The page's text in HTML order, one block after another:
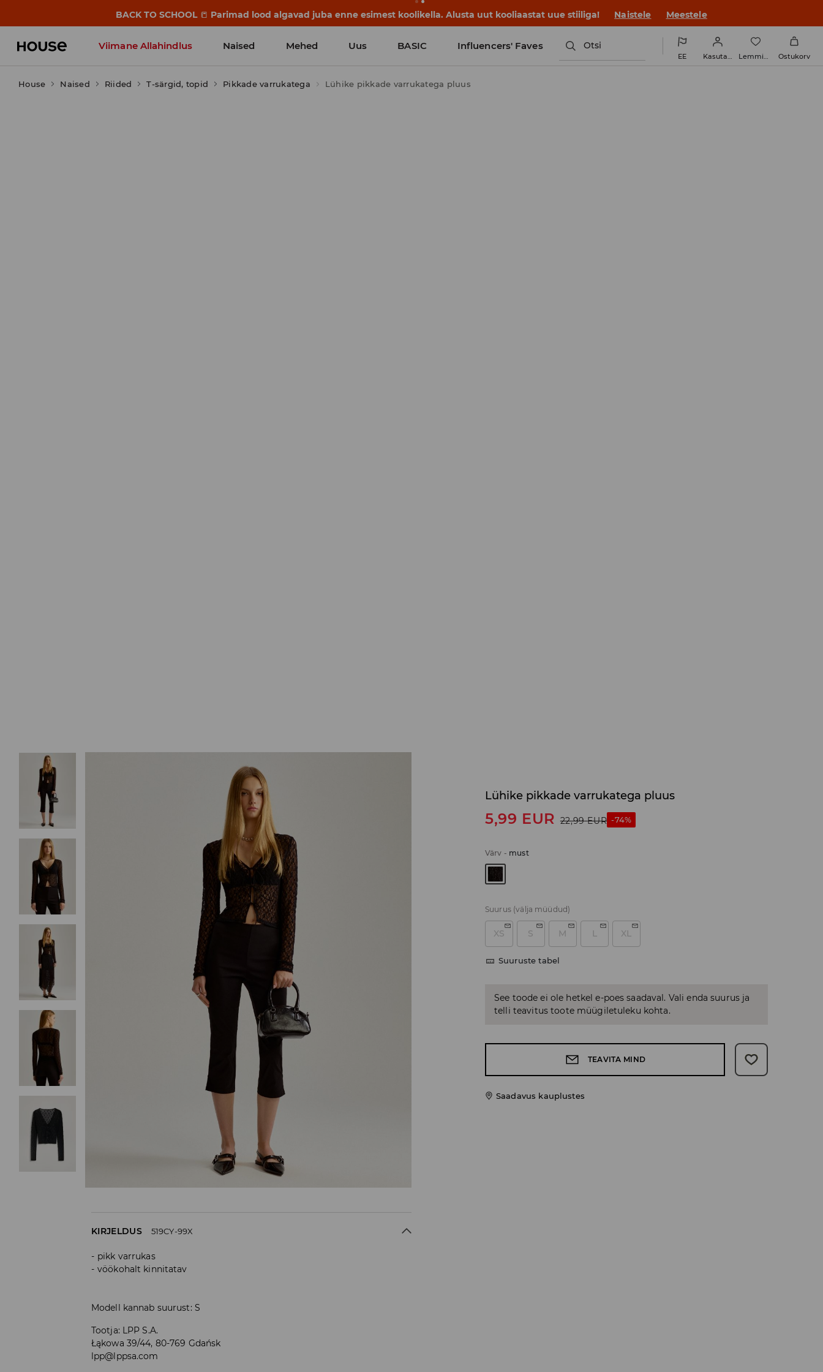
BACK TO SCHOOL 📒 Parimad lood algavad juba enne esimest koolikella. Alusta uut kooliaastat uue stiiliga! Naistele Meestele
Viimane Allahindlus Naised Mehed Uus BASIC Influencers' Faves Otsi
EE Kasutaja Lemmikud Ostukorv
House Naised Riided T-särgid, topid Pikkade varrukatega Lühike pikkade varrukatega pluus
Lühike pikkade varrukatega pluus
5,99 EUR 22,99 EUR -74%
Värv - must
Suurus (välja müüdud)
XS S M L XL
Suuruste tabel
See toode ei ole hetkel e-poes saadaval. Vali enda suurus ja
telli teavitus toote müügiletuleku kohta.
TEAVITA MIND
Saadavus kauplustes
KIRJELDUS 519CY-99X
pikk varrukas
vöökohalt kinnitatav
Modell kannab suurust: S
Tootja: LPP S.A.
Łąkowa 39/44, 80-769 Gdańsk
lpp@lppsa.com